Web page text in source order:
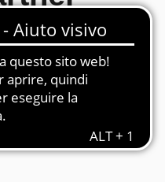
del